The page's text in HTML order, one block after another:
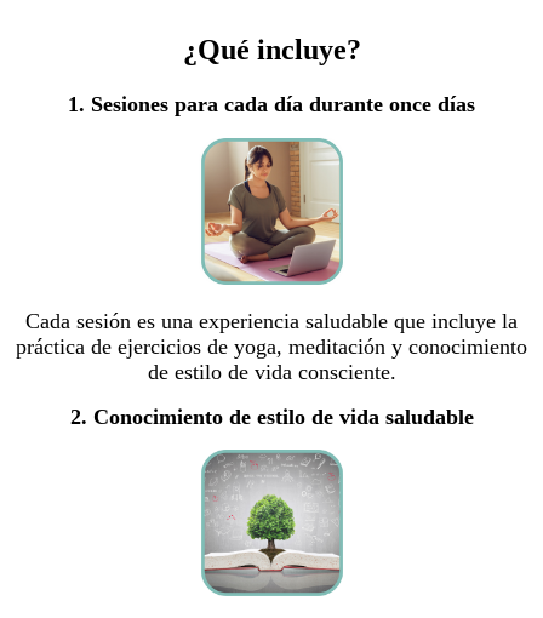
¿Qué incluye?
1. Sesiones para cada día durante once días
Cada sesión es una experiencia saludable que incluye la
práctica de ejercicios de yoga, meditación y conocimiento
de estilo de vida consciente.
2. Conocimiento de estilo de vida saludable